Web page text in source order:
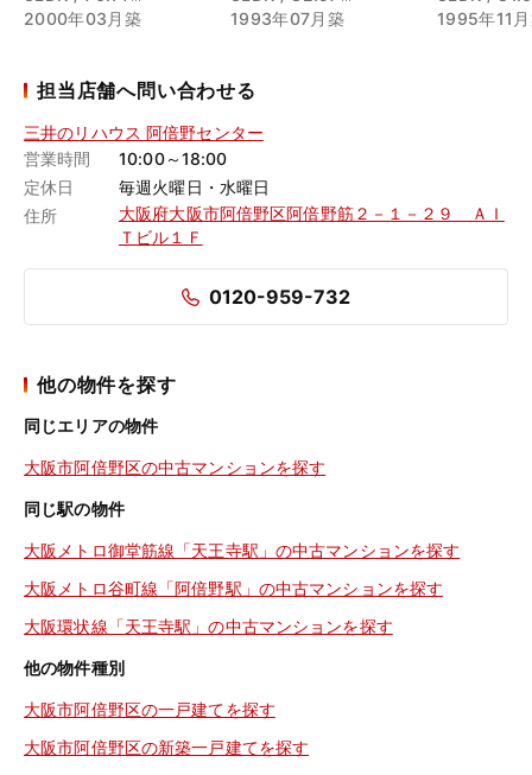
2000年03月築
1993年07月築
1995年11
担当店舗へ問い合わせる
三井のリハウス 阿倍野センター
営業時間
10:00～18:00
定休日
毎週火曜日・水曜日
住所
大阪府大阪市阿倍野区阿倍野筋２－１－２９ ＡＩ
Ｔビル１Ｆ
0120-959-732
他の物件を探す
同じエリアの物件
大阪市阿倍野区の中古マンションを探す
同じ駅の物件
大阪メトロ御堂筋線「天王寺駅」の中古マンションを探す
大阪メトロ谷町線「阿倍野駅」の中古マンションを探す
大阪環状線「天王寺駅」の中古マンションを探す
他の物件種別
大阪市阿倍野区の一戸建てを探す
大阪市阿倍野区の新築一戸建てを探す